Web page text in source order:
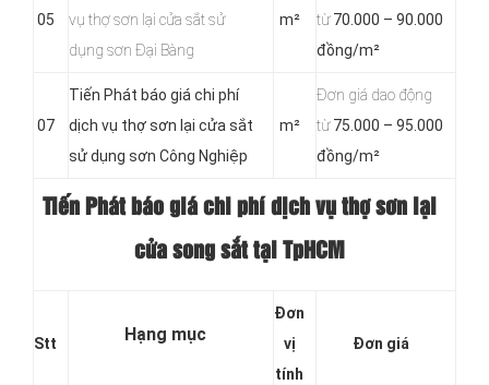
05
vụ thợ sơn lại cửa sắt sử
dụng sơn Đại Bàng
m²
từ70.000 – 90.000
đồng/m²
07
Tiến Phát báo giá chi phí
dịch vụ thợ sơn lại cửa sắt
sử dụng sơn Công Nghiệp
m²
Đơn giá dao động
từ75.000 – 95.000
đồng/m²
Tiến Phát báo giá chi phí dịch vụ thợ sơn lại
cửa song sắt tại TpHCM
Stt Hạng mục
Đơn
vị
tính
Đơn giá